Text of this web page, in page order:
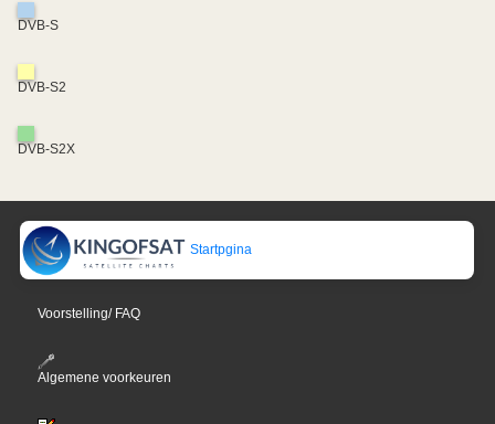
DVB-S
DVB-S2
DVB-S2X
Startpgina
Voorstelling/ FAQ
Algemene voorkeuren